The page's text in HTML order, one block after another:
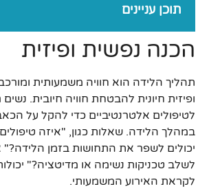
תוכן עניינים
הכנה נפשית ופיזית
תהליך הלידה הוא חוויה משמעותית
ופיזית חיונית להבטחת חוויה חיובית. נשים
לטיפולים אלטרנטיביים כדי להקל על
במהלך הלידה. שאלות כגון, "איזה
יכולים לשפר את התחושות בזמן הלידה?"
לשלב טכניקות נשימה או מדיטציה?"
לקראת האירוע המשמעותי.